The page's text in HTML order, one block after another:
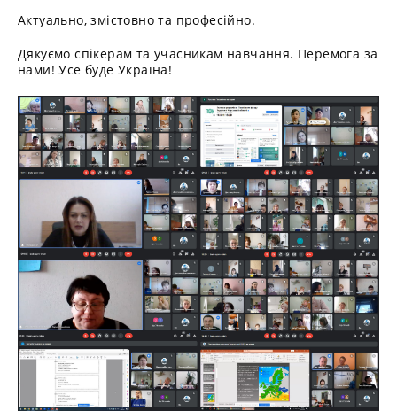
Актуально, змістовно та професійно.
Дякуємо спікерам та учасникам навчання. Перемога за
нами! Усе буде Україна!